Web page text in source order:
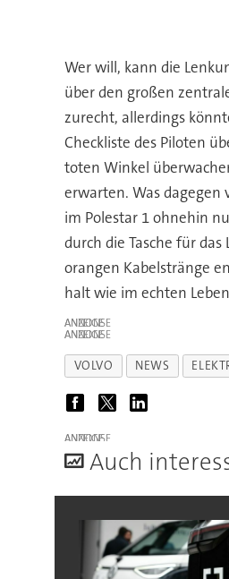
Wer will, kann die
über den großen
zurecht, allerdings
Checkliste des Piloten
toten Winkel
erwarten. Was dagegen
im Polestar 1 ohnehin
durch die Tasche für
orangen Kabelstränge
halt wie im echten
ANZEIGE
ANZEIGE
VOLVO NEWS
ANZEIGE
Auch